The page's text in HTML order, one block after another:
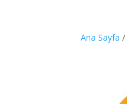
Ana Sayfa /